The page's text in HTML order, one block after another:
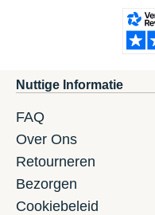
Nuttige Informatie
FAQ
Over Ons
Retourneren
Bezorgen
Cookiebeleid